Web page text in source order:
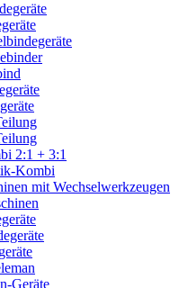
2:1 + 3:1
Kombi
mit Wechselwerkzeugen
Geräte